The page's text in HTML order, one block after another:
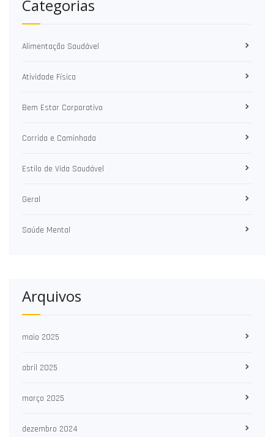
Categorias
Alimentação Saudável
Atividade Física
Bem Estar Corporativo
Corrida e Caminhada
Estilo de Vida Saudável
Geral
Saúde Mental
Arquivos
maio 2025
abril 2025
março 2025
dezembro 2024